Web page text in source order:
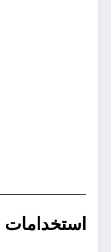
استخدامات